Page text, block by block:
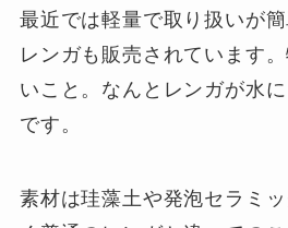
最近では軽量で取り扱いが
レンガも販売されています
いこと。なんとレンガが水
です。
素材は珪藻土や発泡セラミ